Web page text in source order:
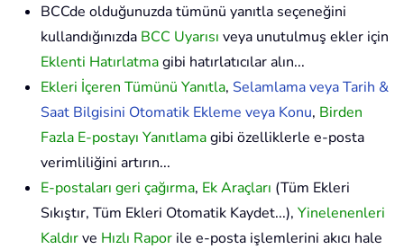
BCCde olduğunuzda tümünü yanıtla seçeneğini
kullandığınızda BCC Uyarısı veya unutulmuş ekler için
Eklenti Hatırlatmagibi hatırlatıcılar alın...
Ekleri İçeren Tümünü Yanıtla, Selamlama veya Tarih &
Saat Bilgisini Otomatik Ekleme veya Konu, Birden
Fazla E-postayı Yanıtlamagibi özelliklerle e-posta
verimliliğini artırın...
E-postaları geri çağırma, Ek Araçları (Tüm Ekleri
Sıkıştır, Tüm Ekleri Otomatik Kaydet...), Yinelenenleri
Kaldırve Hızlı Rapor ile e-posta işlemlerini akıcı hale